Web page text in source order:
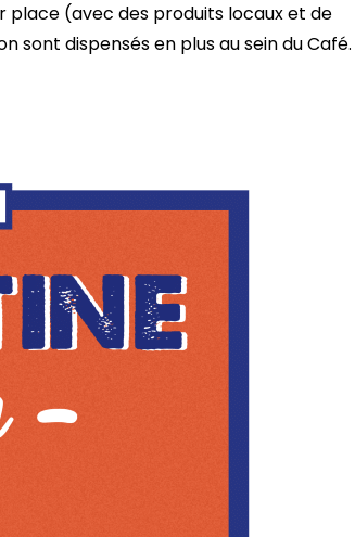
place (avec des produits locaux et de
sont dispensés en plus au sein du Café.